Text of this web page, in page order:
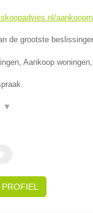
de grootste
Aankoop
▼